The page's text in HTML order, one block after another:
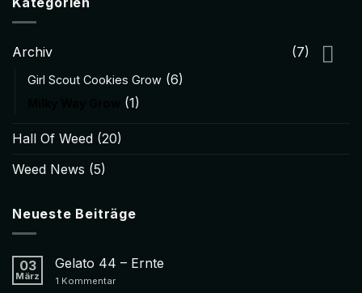
Archiv (7)
Girl Scout Cookies Grow (6)
(1)
Hall Of Weed (20)
Weed News (5)
Neueste Beiträge
03
März
Gelato 44 – Ernte
1 Kommentarzu